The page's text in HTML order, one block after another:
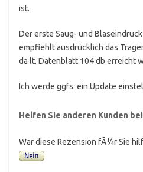
ist.
Der erste Saug- und
empfiehlt ausdrücklich das
da lt. Datenblatt 104 db erreicht
Ich werde ggfs. ein Update
Helfen Sie anderen Kunden
War diese Rezension fÃ¼r Sie